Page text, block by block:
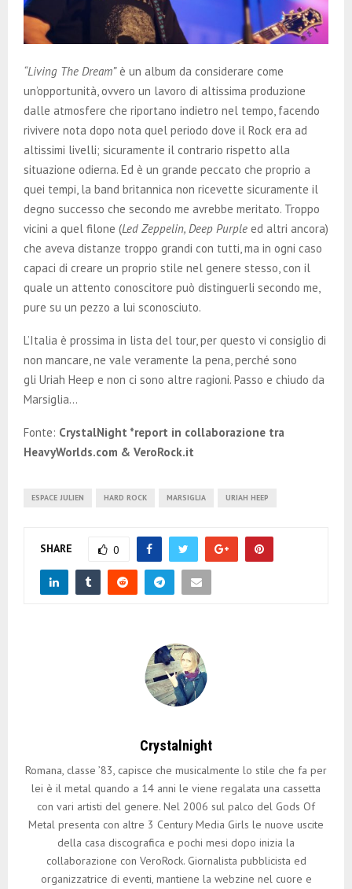
“Living The Dream”è un album da considerare come
un’opportunità, ovvero un lavoro di altissima produzione
dalle atmosfere che riportano indietro nel tempo, facendo
rivivere nota dopo nota quel periodo dove il Rock era ad
altissimi livelli; sicuramente il contrario rispetto alla
situazione odierna. Ed è un grande peccato che proprio a
quei tempi, la band britannica non ricevette sicuramente il
degno successo che secondo me avrebbe meritato. Troppo
vicini a quel filone (Led Zeppelin, Deep Purple ed altri ancora)
che aveva distanze troppo grandi con tutti, ma in ogni caso
capaci di creare un proprio stile nel genere stesso, con il
quale un attento conoscitore può distinguerli secondo me,
pure su un pezzo a lui sconosciuto.
L’Italia è prossima in lista del tour, per questo vi consiglio di
non mancare, ne vale veramente la pena, perché sono
gli Uriah Heep e non ci sono altre ragioni. Passo e chiudo da
Marsiglia…
Fonte: CrystalNight *report in collaborazione tra
HeavyWorlds.com & VeroRock.it
ESPACE JULIEN HARD ROCK MARSIGLIA URIAH HEEP
SHARE 0
Crystalnight
Romana, classe ’83, capisce che musicalmente lo stile che fa per
lei è il metal quando a 14 anni le viene regalata una cassetta
con vari artisti del genere. Nel 2006 sul palco del Gods Of
Metal presenta con altre 3 Century Media Girls le nuove uscite
della casa discografica e pochi mesi dopo inizia la
collaborazione con VeroRock. Giornalista pubblicista ed
organizzatrice di eventi, mantiene la webzine nel cuore e